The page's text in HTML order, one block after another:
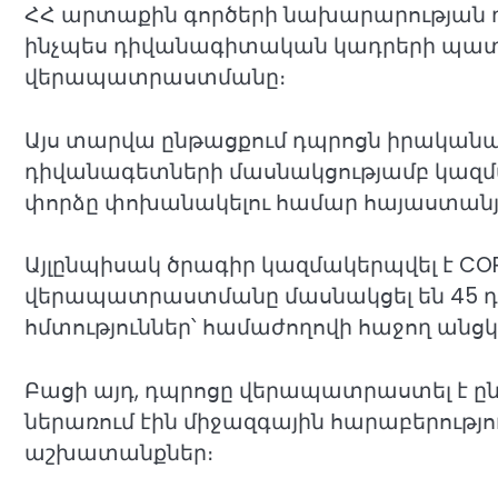
ՀՀ արտաքին գործերի նախարարության
ինչպես դիվանագիտական կադրերի
վերապատրաստմանը։
Այս տարվա ընթացքում դպրոցն
դիվանագետների մասնակցությամբ
փորձը փոխանակելու համար
Այլընպիսակ ծրագիր կազմակերպվել է
վերապատրաստմանը մասնակցել են 45
հմտություններ՝ համաժողովի հաջող
Բացի այդ, դպրոցը վերապատրաստել է
ներառում էին միջազգային
աշխատանքներ։